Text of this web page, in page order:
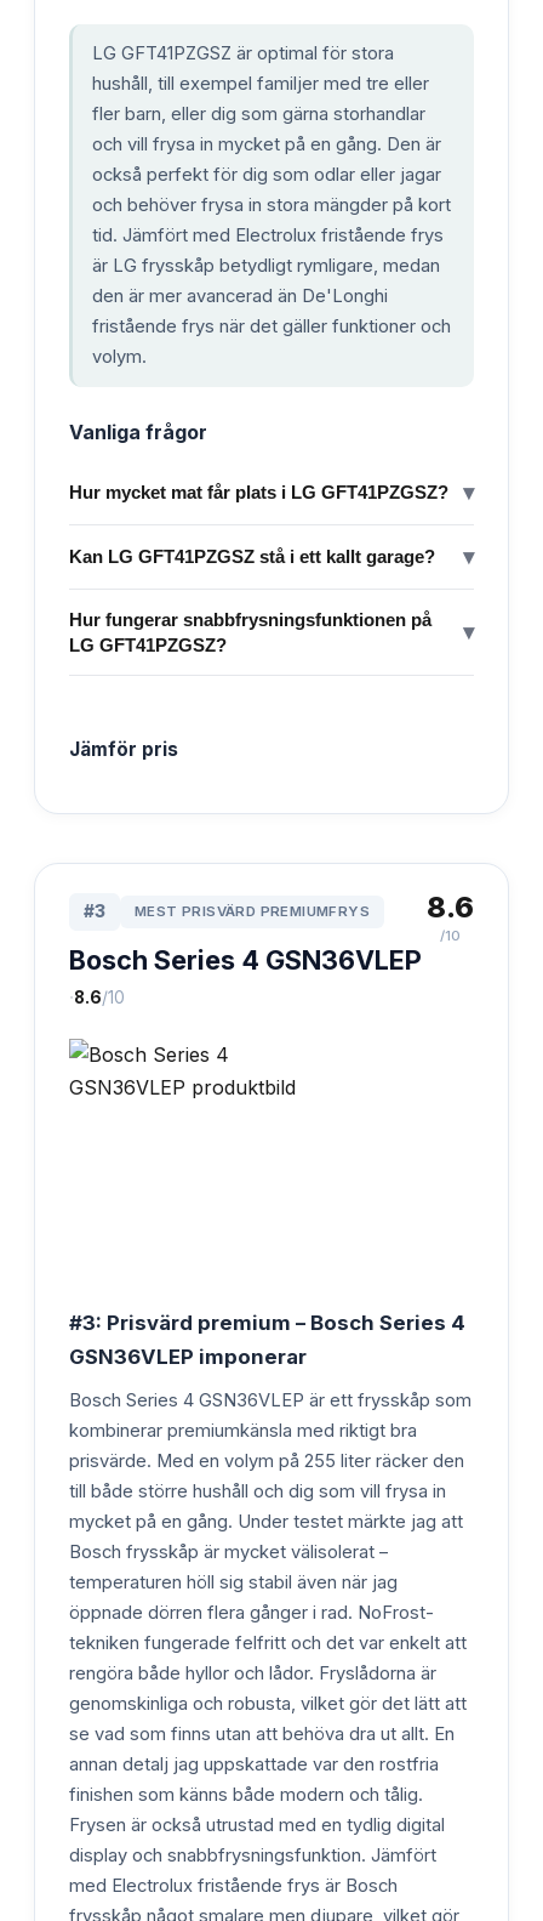
LG GFT41PZGSZ är optimal för stora
hushåll, till exempel familjer med tre eller
fler barn, eller dig som gärna storhandlar
och vill frysa in mycket på en gång. Den är
också perfekt för dig som odlar eller jagar
och behöver frysa in stora mängder på kort
tid. Jämfört med Electrolux fristående frys
är LG frysskåp betydligt rymligare, medan
den är mer avancerad än De'Longhi
fristående frys när det gäller funktioner och
volym.
Vanliga frågor
Hur mycket mat får plats i LG GFT41PZGSZ? ▾
Kan LG GFT41PZGSZ stå i ett kallt garage? ▾
Hur fungerar snabbfrysningsfunktionen på
LG GFT41PZGSZ?
▾
Jämför pris
#3 MEST PRISVÄRD PREMIUMFRYS
Bosch Series 4 GSN36VLEP
·8.6/10
8.6
/10
#3: Prisvärd premium – Bosch Series 4
GSN36VLEP imponerar
Bosch Series 4 GSN36VLEP är ett frysskåp som
kombinerar premiumkänsla med riktigt bra
prisvärde. Med en volym på 255 liter räcker den
till både större hushåll och dig som vill frysa in
mycket på en gång. Under testet märkte jag att
Bosch frysskåp är mycket välisolerat –
temperaturen höll sig stabil även när jag
öppnade dörren flera gånger i rad. NoFrost-
tekniken fungerade felfritt och det var enkelt att
rengöra både hyllor och lådor. Fryslådorna är
genomskinliga och robusta, vilket gör det lätt att
se vad som finns utan att behöva dra ut allt. En
annan detalj jag uppskattade var den rostfria
finishen som känns både modern och tålig.
Frysen är också utrustad med en tydlig digital
display och snabbfrysningsfunktion. Jämfört
med Electrolux fristående frys är Bosch
frysskåp något smalare men djupare, vilket gör